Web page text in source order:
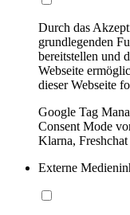
Durch das
grundlegenden
bereitstellen und
Webseite
dieser Webseite
Google Tag
Consent Mode
Klarna, Freshchat
Externe